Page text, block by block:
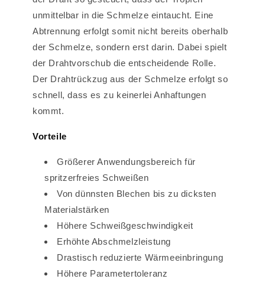
unmittelbar in die Schmelze eintaucht. Eine
Abtrennung erfolgt somit nicht bereits oberhalb
der Schmelze, sondern erst darin. Dabei spielt
der Drahtvorschub die entscheidende Rolle.
Der Drahtrückzug aus der Schmelze erfolgt so
schnell, dass es zu keinerlei Anhaftungen
kommt.
Vorteile
Größerer Anwendungsbereich für
spritzerfreies Schweißen
Von dünnsten Blechen bis zu dicksten
Materialstärken
Höhere Schweißgeschwindigkeit
Erhöhte Abschmelzleistung
Drastisch reduzierte Wärmeeinbringung
Höhere Parametertoleranz